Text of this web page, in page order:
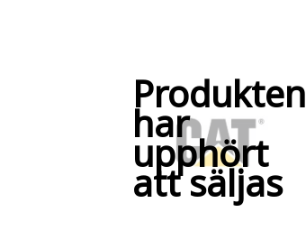
Produkten
har
upphört
att säljas